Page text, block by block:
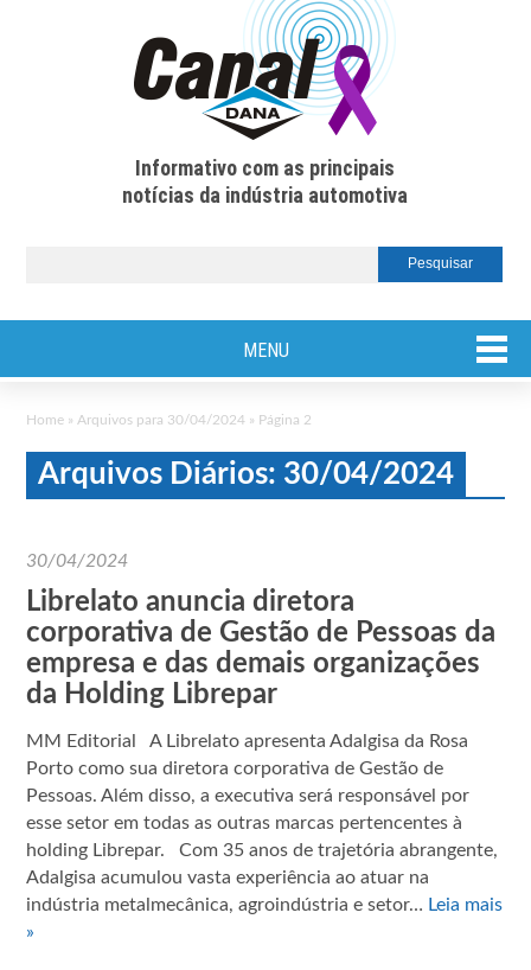
Informativo com as principais
notícias da indústria automotiva
MENU
Home » Arquivos para 30/04/2024 » Página 2
Arquivos Diários: 30/04/2024
30/04/2024
Librelato anuncia diretora
corporativa de Gestão de Pessoas da
empresa e das demais organizações
da Holding Librepar
MM Editorial A Librelato apresenta Adalgisa da Rosa
Porto como sua diretora corporativa de Gestão de
Pessoas. Além disso, a executiva será responsável por
esse setor em todas as outras marcas pertencentes à
holding Librepar. Com 35 anos de trajetória abrangente,
Adalgisa acumulou vasta experiência ao atuar na
indústria metalmecânica, agroindústria e setor… Leia mais
»